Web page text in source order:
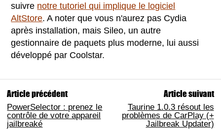
suivre notre tutoriel qui implique le logiciel
AltStore. A noter que vous n'aurez pas Cydia
après installation, mais Sileo, un autre
gestionnaire de paquets plus moderne, lui aussi
développé par Coolstar.
Article précédent
PowerSelector : prenez le
contrôle de votre appareil
jailbreaké
Article suivant
Taurine 1.0.3 résout les
problèmes de CarPlay (+
Jailbreak Updater)